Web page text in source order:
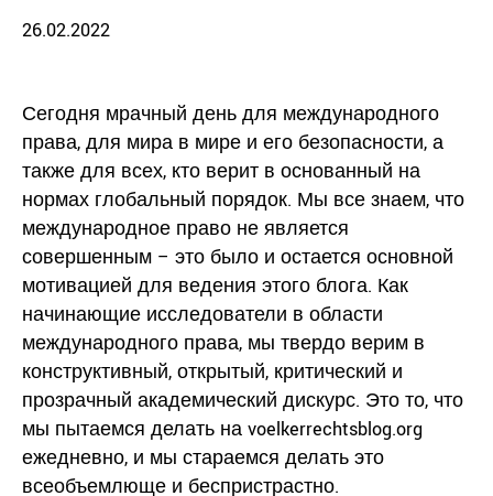
26.02.2022
Сегодня мрачный день для международного
права, для мира в мире и его безопасности, а
также для всех, кто верит в основанный на
нормах глобальный порядок. Мы все знаем, что
международное право не является
совершенным – это было и остается основной
мотивацией для ведения этого блога. Как
начинающие исследователи в области
международного права, мы твердо верим в
конструктивный, открытый, критический и
прозрачный академический дискурс. Это то, что
мы пытаемся делать на voelkerrechtsblog.org
ежедневно, и мы стараемся делать это
всеобъемлюще и беспристрастно.